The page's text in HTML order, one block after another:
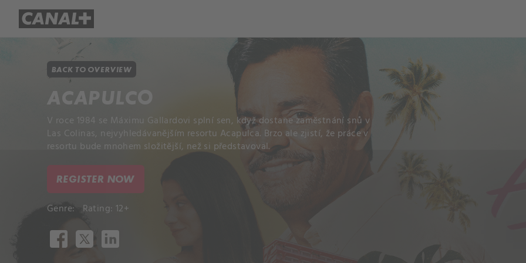
BACK TO OVERVIEW
ACAPULCO
V roce 1984 se Máximu Gallardovi splní sen, když dostane zaměstnání snů v
Las Colinas, nejvyhledávanějším resortu Acapulca. Brzo ale zjistí, že práce v
resortu bude mnohem složitější, než si představoval.
REGISTER NOW
Genre: Rating: 12+